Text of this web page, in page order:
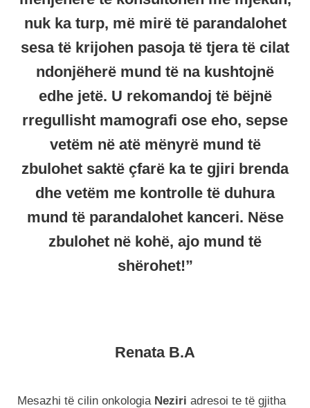
nuk ka turp, më mirë të parandalohet
sesa të krijohen pasoja të tjera të cilat
ndonjëherë mund të na kushtojnë
edhe jetë. U rekomandoj të bëjnë
rregullisht mamografi ose eho, sepse
vetëm në atë mënyrë mund të
zbulohet saktë çfarë ka te gjiri brenda
dhe vetëm me kontrolle të duhura
mund të parandalohet kanceri. Nëse
zbulohet në kohë, ajo mund të
shërohet!”
Renata B.A
Mesazhi të cilin onkologia Neziri adresoi te të gjitha